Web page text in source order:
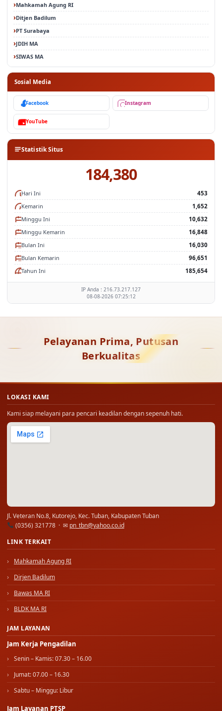
Mahkamah Agung RI
Ditjen Badilum
PT Surabaya
JDIH MA
SIWAS MA
Sosial Media
Facebook Instagram
YouTube
Statistik Situs
184,380
Hari Ini
453
Kemarin
1,652
Minggu Ini
10,632
Minggu Kemarin
16,848
Bulan Ini
16,030
Bulan Kemarin
96,651
Tahun Ini
185,654
IP Anda : 216.73.217.127
08-08-2026 07:25:12
Pelayanan Prima, Putusan
Berkualitas
LOKASI KAMI
Kami siap melayani para pencari keadilan dengan sepenuh hati.
Jl. Veteran No.8, Kutorejo, Kec. Tuban, Kabupaten Tuban
(0356) 321778 · ✉ pn_tbn@yahoo.co.id
LINK TERKAIT
Mahkamah Agung RI
Dirjen Badilum
Bawas MA RI
BLDK MA RI
JAM LAYANAN
Jam Kerja Pengadilan
Senin – Kamis: 07.30 – 16.00
Jumat: 07.00 – 16.30
Sabtu – Minggu: Libur
Jam Layanan PTSP